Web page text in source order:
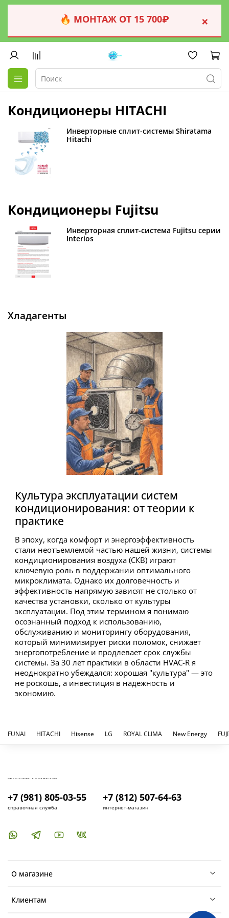
🔥 МОНТАЖ ОТ 15 700₽ ×
хладагенты
Культура эксплуатации систем
кондиционирования: от теории к
практике
В эпоху, когда комфорт и энергоэффективность
стали неотъемлемой частью нашей жизни, системы
кондиционирования воздуха (СКВ) играют
ключевую роль в поддержании оптимального
микроклимата. Однако их долговечность и
эффективность напрямую зависят не столько от
качества установки, сколько от культуры
эксплуатации. Под этим термином я понимаю
осознанный подход к использованию,
обслуживанию и мониторингу оборудования,
который минимизирует риски поломок, снижает
энергопотребление и продлевает срок службы
системы. За 30 лет практики в области HVAC-R я
неоднократно убеждался: хорошая "культура" — это
не роскошь, а инвестиция в надежность и
экономию.
Кондиционеры HITACHI
Инверторные сплит-системы Shiratama
Hitachi
Кондиционеры Fujitsu
Инверторная сплит-система Fujitsu серии
Interios
FUNAI HITACHI Hisense LG ROYAL CLIMA New Energy
О магазине
Клиентам
+7 (981) 805-03-55
справочная служба
+7 (812) 507-64-63
интернет-магазин